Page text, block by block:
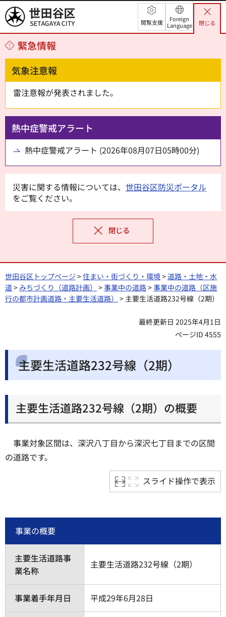
世田谷区 閲覧支援
Foreign
Language
閉じる
緊急情報
気象注意報
雷注意報が発表されました。
熱中症警戒アラート
熱中症警戒アラート (2026年08月07日05時00分)
災害に関する情報については、 世田谷区防災ポータル
をご覧ください。
閉じる
世田谷区トップページ >住まい・街づくり・環境>道路・土地・水
道> みちづくり（道路計画） >事業中の道路>事業中の道路（区施
行の都市計画道路・主要生活道路） > 主要生活道路232号線（2期）
最終更新日 2025年4月1日
ページID 4555
主要生活道路232号線（2期）
主要生活道路232号線（2期）の概要
事業対象区間は、深沢八丁目から深沢七丁目までの区間
の道路です。
スライド操作で表示
事業の概要
主要生活道路事
業名称
主要生活道路232号線（2期）
事業着手年月日 平成29年6月28日